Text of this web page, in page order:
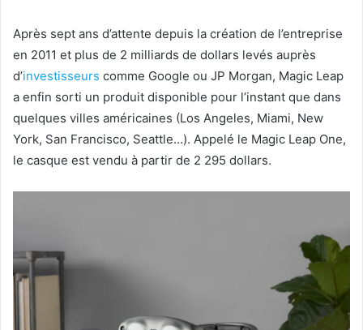
Après sept ans d’attente depuis la création de l’entreprise
en 2011 et plus de 2 milliards de dollars levés auprès
d’investisseurs comme Google ou JP Morgan, Magic Leap
a enfin sorti un produit disponible pour l’instant que dans
quelques villes américaines (Los Angeles, Miami, New
York, San Francisco, Seattle…). Appelé le Magic Leap One,
le casque est vendu à partir de 2 295 dollars.